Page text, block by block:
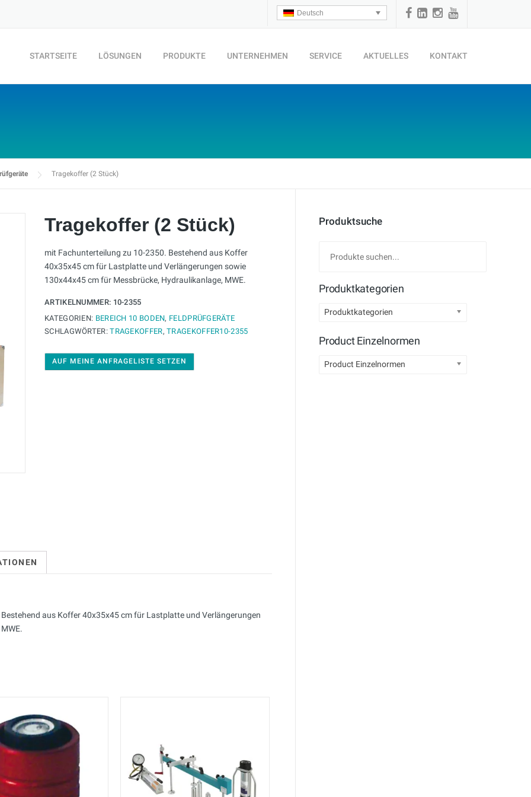
Deutsch
STARTSEITE LÖSUNGEN PRODUKTE UNTERNEHMEN SERVICE AKTUELLES KONTAKT
Tragekoffer (2 Stück)
Tragekoffer (2 Stück)
mit Fachunterteilung zu 10-2350. Bestehend aus Koffer
40x35x45 cm für Lastplatte und Verlängerungen sowie
130x44x45 cm für Messbrücke, Hydraulikanlage, MWE.
ARTIKELNUMMER: 10-2355
KATEGORIEN: BEREICH 10 BODEN, FELDPRÜFGERÄTE
SCHLAGWÖRTER:TRAGEKOFFER,TRAGEKOFFER10-2355
AUF MEINE ANFRAGELISTE SETZEN
aus Koffer 40x35x45 cm für Lastplatte und Verlängerungen
Produktsuche
Produktkategorien
Produktkategorien
Product Einzelnormen
Product Einzelnormen